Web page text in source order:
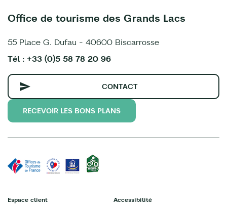
Office de tourisme des Grands Lacs
55 Place G. Dufau - 40600 Biscarrosse
Tél : +33 (0)5 58 78 20 96
CONTACT
RECEVOIR LES BONS PLANS
Espace client Accessibilité